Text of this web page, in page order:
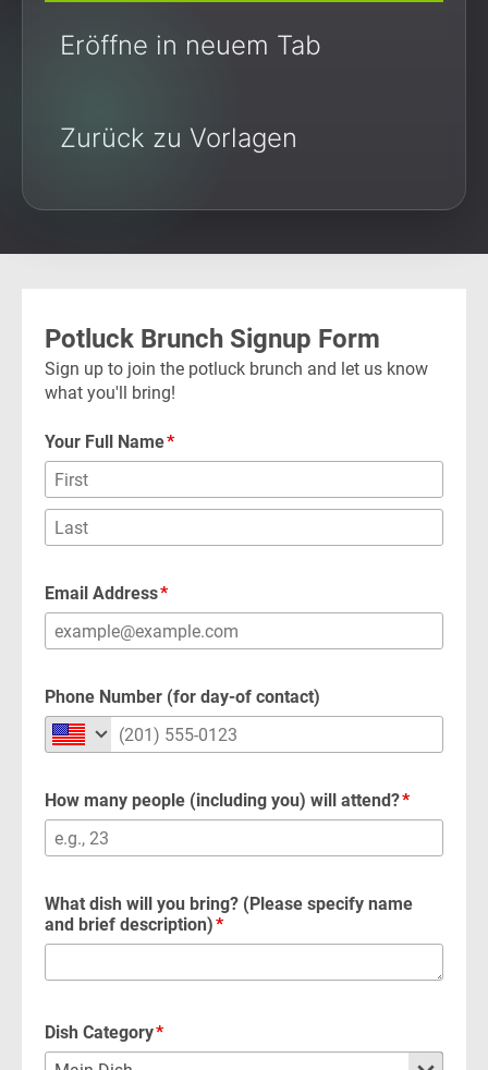
Eröffne in neuem Tab
Zurück zu Vorlagen